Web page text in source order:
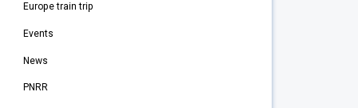
Europe train trip
Events
News
PNRR